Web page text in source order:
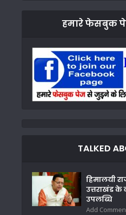
हमारे फेसबुक
TALKED
हिमालयी
उत्तराखंड के
उपलब्धि
Add